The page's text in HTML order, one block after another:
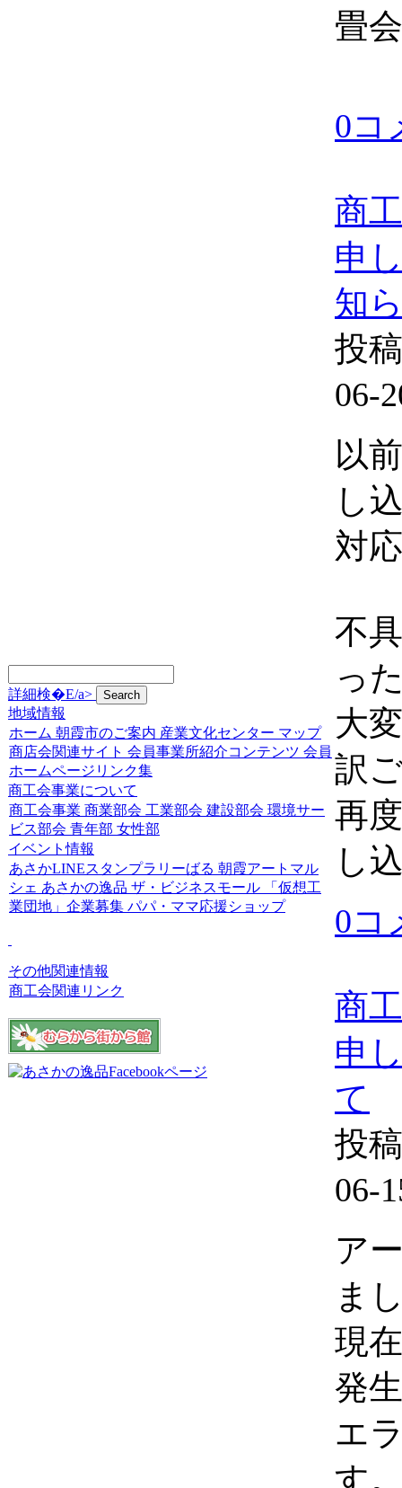
詳細検�E/a>
地域情報
ホーム 朝霞市のご案内 産業文化センター マップ
商店会関連サイト 会員事業所紹介コンテンツ 会員
ホームページリンク集
商工会事業について
商工会事業 商業部会 工業部会 建設部会 環境サー
ビス部会 青年部 女性部
イベント情報
あさかLINEスタンプラリーばる 朝霞アートマル
シェ あさかの逸品 ザ・ビジネスモール
「仮想工
業団地」企業募集 パパ・ママ応援ショップ
その他関連情報
商工会関連リンク
畳
0コ
商
申
知
投
06-
以
し
対
不
っ
大
訳
再
し
0コ
商
申
て
投
06-
ア
ま
現
発
エ
す